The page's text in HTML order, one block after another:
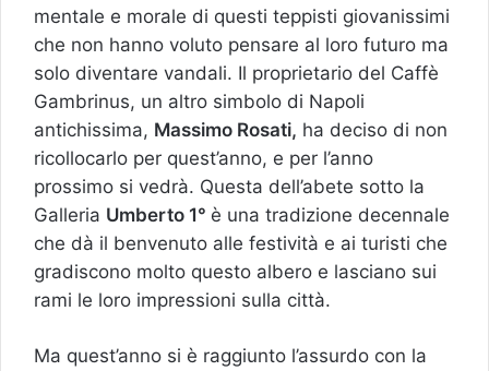
mentale e morale di questi teppisti giovanissimi
che non hanno voluto pensare al loro futuro ma
solo diventare vandali. Il proprietario del Caffè
Gambrinus, un altro simbolo di Napoli
antichissima, Massimo Rosati, ha deciso di non
ricollocarlo per quest’anno, e per l’anno
prossimo si vedrà. Questa dell’abete sotto la
Galleria Umberto 1° è una tradizione decennale
che dà il benvenuto alle festività e ai turisti che
gradiscono molto questo albero e lasciano sui
rami le loro impressioni sulla città.
Ma quest’anno si è raggiunto l’assurdo con la